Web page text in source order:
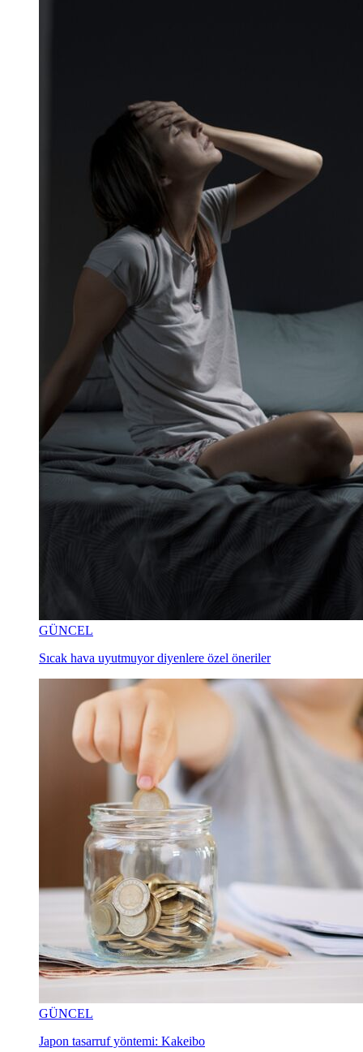
GÜNCEL
Sıcak hava uyutmuyor diyenlere özel öneriler
GÜNCEL
Japon tasarruf yöntemi: Kakeibo